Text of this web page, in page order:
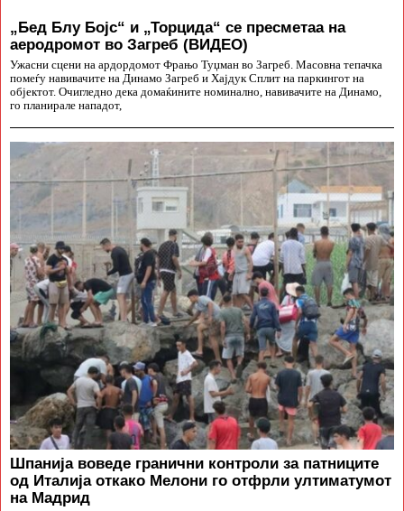
„Бед Блу Бојс“ и „Торцида“ се пресметаа на
аеродромот во Загреб (ВИДЕО)
Ужасни сцени на ардордомот Фрањо Туџман во Загреб. Масовна тепачка
помеѓу навивачите на Динамо Загреб и Хајдук Сплит на паркингот на
објектот. Очигледно дека домаќините номинално, навивачите на Динамо,
го планирале нападот,
Шпанија воведе гранични контроли за патниците
од Италија откако Мелони го отфрли ултиматумот
на Мадрид